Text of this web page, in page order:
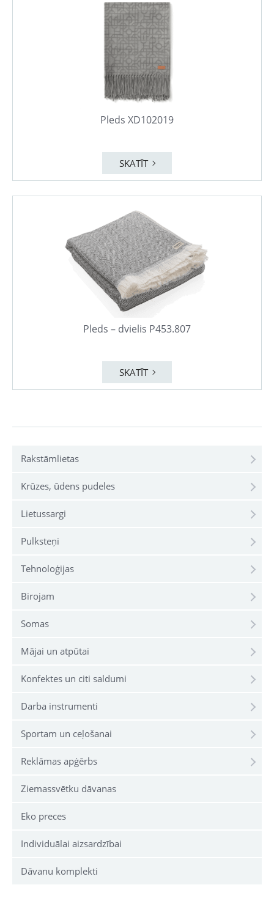
Rakstāmlietas
Krūzes, ūdens pudeles
Lietussargi
Pulksteņi
Tehnoloģijas
Birojam
Somas
Mājai un atpūtai
Konfektes un citi saldumi
Darba instrumenti
Sportam un ceļošanai
Reklāmas apģērbs
Ziemassvētku dāvanas
Eko preces
Individuālai aizsardzībai
Dāvanu komplekti
Pleds XD102019
SKATĪT
Pleds – dvielis P453.807
SKATĪT